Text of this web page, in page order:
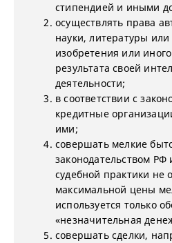
стипендией и иными
осуществлять права
науки, литературы или
изобретения или
результата своей
деятельности;
в соответствии с
кредитные
ими;
совершать мелкие
законодательством
судебной практики не
максимальной цены
используется только
«незначительная
совершать сделки,